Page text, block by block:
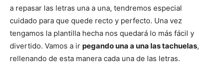
a repasar las letras una a una, tendremos especial
cuidado para que quede recto y perfecto. Una vez
tengamos la plantilla hecha nos quedará lo más fácil y
divertido. Vamos a ir pegando una a una las tachuelas,
rellenando de esta manera cada una de las letras.